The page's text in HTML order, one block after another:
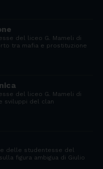
del liceo G. Mameli di
tra mafia e prostituzione
del liceo G. Mameli di
sviluppi del clan
delle studentesse del
figura ambigua di Giulio